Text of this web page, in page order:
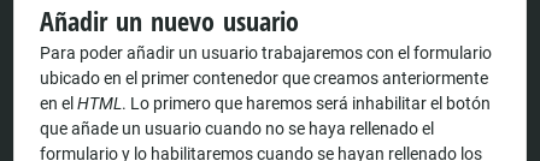
Añadir un nuevo usuario
Para poder añadir un usuario trabajaremos con el formulario
ubicado en el primer contenedor que creamos anteriormente
en elHTML . Lo primero que haremos será inhabilitar el botón
que añade un usuario cuando no se haya rellenado el
formulario y lo habilitaremos cuando se hayan rellenado los